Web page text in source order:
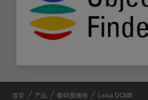
首页 产品 数码显微镜 Leica DCM8